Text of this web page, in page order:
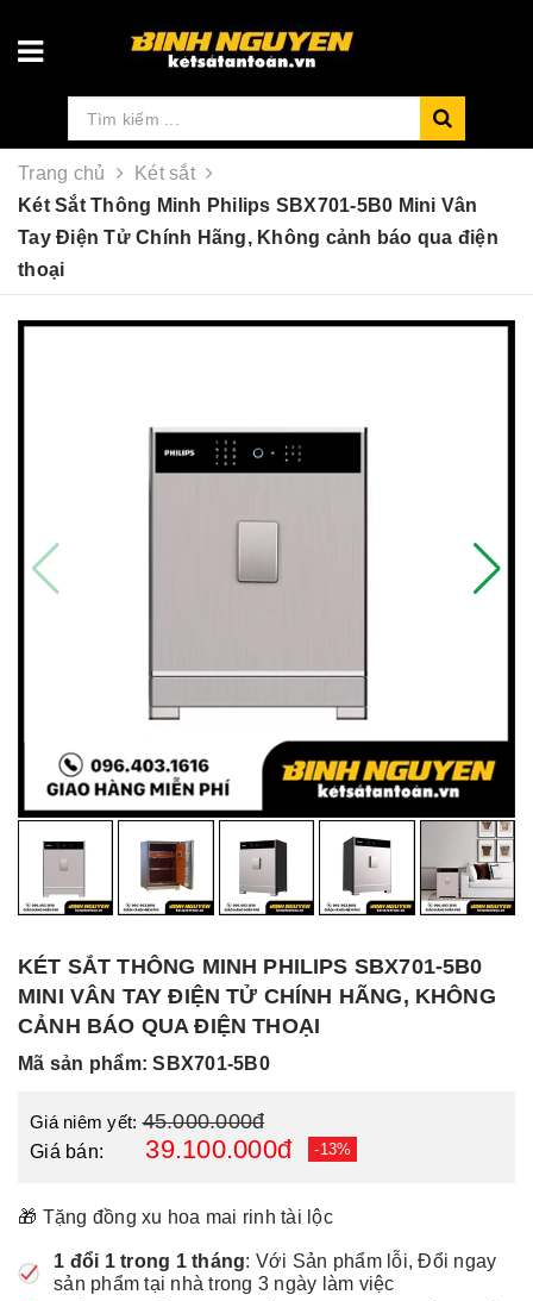
Trang chủ
Két sắt
Két Sắt Thông Minh Philips SBX701-5B0 Mini Vân
Tay Điện Tử Chính Hãng, Không cảnh báo qua điện
thoại
KÉT SẮT THÔNG MINH PHILIPS SBX701-5B0
MINI VÂN TAY ĐIỆN TỬ CHÍNH HÃNG, KHÔNG
CẢNH BÁO QUA ĐIỆN THOẠI
Mã sản phẩm: SBX701-5B0
Giá niêm yết:45.000.000đ
Giá bán: 39.100.000đ -13%
🎁 Tặng đồng xu hoa mai rinh tài lộc
1 đổi 1 trong 1 tháng: Với Sản phẩm lỗi, Đổi ngay
sản phẩm tại nhà trong 3 ngày làm việc